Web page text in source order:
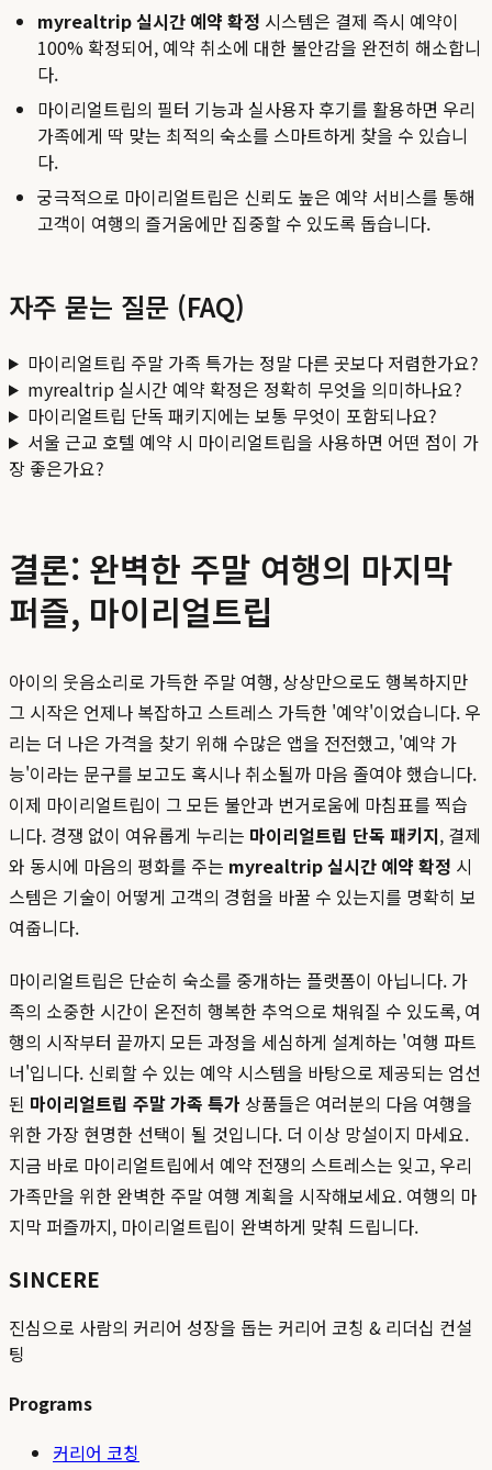
myrealtrip 실시간 예약 확정 시스템은 결제 즉시 예약이
100% 확정되어, 예약 취소에 대한 불안감을 완전히 해소합니
다.
마이리얼트립의 필터 기능과 실사용자 후기를 활용하면 우리
가족에게 딱 맞는 최적의 숙소를 스마트하게 찾을 수 있습니
다.
궁극적으로 마이리얼트립은 신뢰도 높은 예약 서비스를 통해
고객이 여행의 즐거움에만 집중할 수 있도록 돕습니다.
자주 묻는 질문 (FAQ)
마이리얼트립 주말 가족 특가는 정말 다른 곳보다 저렴한가요?
myrealtrip 실시간 예약 확정은 정확히 무엇을 의미하나요?
마이리얼트립 단독 패키지에는 보통 무엇이 포함되나요?
서울 근교 호텔 예약 시 마이리얼트립을 사용하면 어떤 점이 가
장 좋은가요?
결론: 완벽한 주말 여행의 마지막
퍼즐, 마이리얼트립
아이의 웃음소리로 가득한 주말 여행, 상상만으로도 행복하지만
그 시작은 언제나 복잡하고 스트레스 가득한 '예약'이었습니다. 우
리는 더 나은 가격을 찾기 위해 수많은 앱을 전전했고, '예약 가
능'이라는 문구를 보고도 혹시나 취소될까 마음 졸여야 했습니다.
이제 마이리얼트립이 그 모든 불안과 번거로움에 마침표를 찍습
니다. 경쟁 없이 여유롭게 누리는 마이리얼트립 단독 패키지, 결제
와 동시에 마음의 평화를 주는 myrealtrip 실시간 예약 확정 시
스템은 기술이 어떻게 고객의 경험을 바꿀 수 있는지를 명확히 보
여줍니다.
마이리얼트립은 단순히 숙소를 중개하는 플랫폼이 아닙니다. 가
족의 소중한 시간이 온전히 행복한 추억으로 채워질 수 있도록, 여
행의 시작부터 끝까지 모든 과정을 세심하게 설계하는 '여행 파트
너'입니다. 신뢰할 수 있는 예약 시스템을 바탕으로 제공되는 엄선
된 마이리얼트립 주말 가족 특가 상품들은 여러분의 다음 여행을
위한 가장 현명한 선택이 될 것입니다. 더 이상 망설이지 마세요.
지금 바로 마이리얼트립에서 예약 전쟁의 스트레스는 잊고, 우리
가족만을 위한 완벽한 주말 여행 계획을 시작해보세요. 여행의 마
지막 퍼즐까지, 마이리얼트립이 완벽하게 맞춰 드립니다.
SINCERE
진심으로 사람의 커리어 성장을 돕는 커리어 코칭 & 리더십 컨설
팅
Programs
커리어 코칭